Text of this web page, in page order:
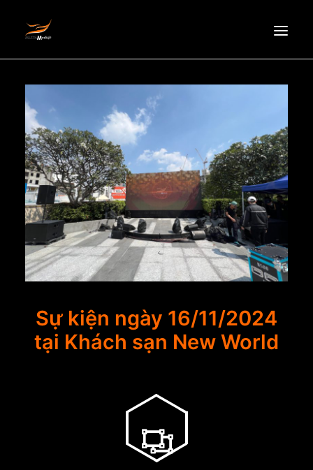
ABOUT US
NEWS
PRODUCTS
PARTNERS
RECRUITMENT
CONTACT
EN
Sự kiện ngày 16/11/2024
tại Khách sạn New World